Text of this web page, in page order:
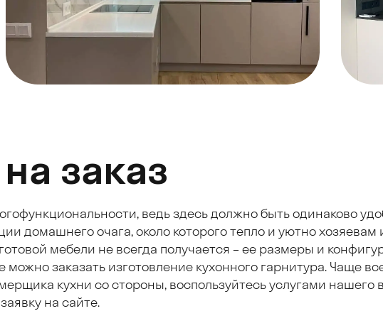
заказ
ведь здесь должно быть одинаково
домашнего очага, около которого тепло и уютно хозяевам
мебели не всегда получается – ее размеры и
заказать изготовление кухонного гарнитура. Чаще
кухни со стороны, воспользуйтесь услугами нашего
на сайте.